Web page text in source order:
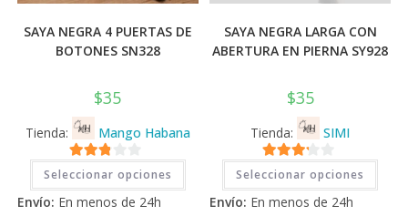
SAYA NEGRA 4 PUERTAS DE
BOTONES SN328
$35
Tienda: Mango Habana
2.71
de 5
Seleccionar opciones
Este
producto
tiene
múltiples
Envío: En menos de 24h
SAYA NEGRA LARGA CON
ABERTURA EN PIERNA SY928
$35
Tienda: SIMI
3.11
5
Seleccionar opciones
Este
tiene
Envío: En menos de 24h